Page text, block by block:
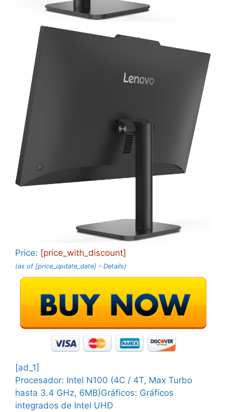
Price: [price_with_discount]
(as of [price_update_date] – Details)
[ad_1]
Procesador: Intel N100 (4C / 4T, Max Turbo
hasta 3.4 GHz, 6MB)Gráficos: Gráficos
integrados de Intel UHD